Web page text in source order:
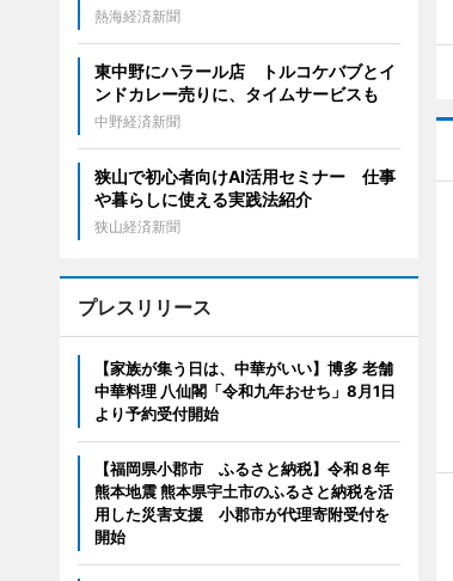
熱海経済新聞
東中野にハラール店 トルコケバブとイ
ンドカレー売りに、タイムサービスも
中野経済新聞
狭山で初心者向けAI活用セミナー 仕事
や暮らしに使える実践法紹介
狭山経済新聞
プレスリリース
【家族が集う日は、中華がいい】博多 老舗
中華料理 八仙閣「令和九年おせち」8月1日
より予約受付開始
【福岡県小郡市 ふるさと納税】令和８年
熊本地震 熊本県宇土市のふるさと納税を活
用した災害支援 小郡市が代理寄附受付を
開始